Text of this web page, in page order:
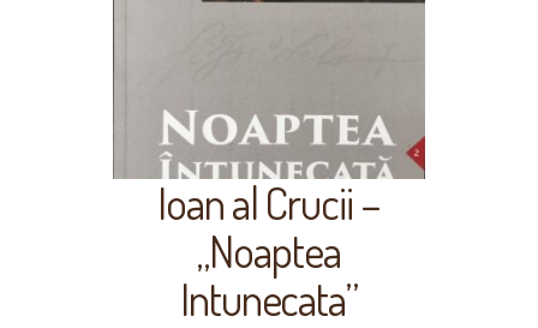
Ioan al Crucii –
„Noaptea
Intunecata”